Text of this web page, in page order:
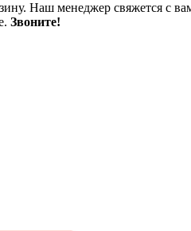
Наш менеджер свяжется с
Звоните!